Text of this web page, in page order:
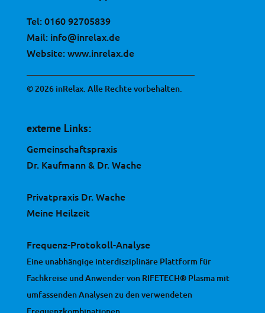
Tel:0160 92705839
Mail: info@inrelax.de
Website:www.inrelax.de
© 2026 inRelax. Alle Rechte vorbehalten.
externe Links:
Gemeinschaftspraxis
Dr. Kaufmann & Dr. Wache
Privatpraxis Dr. Wache
Meine Heilzeit
Frequenz-Protokoll-Analyse
Eine unabhängige interdisziplinäre Plattform für
Fachkreise und Anwender von RIFETECH® Plasma mit
umfassenden Analysen zu den verwendeten
Frequenzkombinationen.